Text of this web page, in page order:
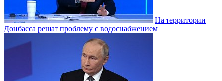
На территории
Донбасса решат проблему с водоснабжением